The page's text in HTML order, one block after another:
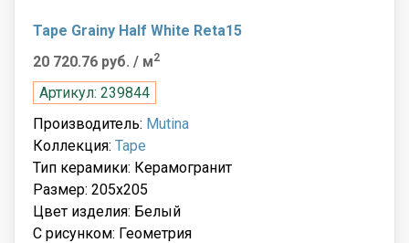
Tape Grainy Half White Reta15
20 720.76 руб. / м2
Артикул: 239844
Производитель: Mutina
Коллекция: Tape
Тип керамики: Керамогранит
Размер: 205x205
Цвет изделия: Белый
С рисунком: Геометрия